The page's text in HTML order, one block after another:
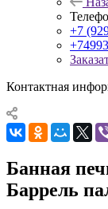
+7
Контактная
Банная
Баррель